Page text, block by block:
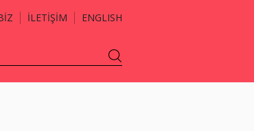
İLETİŞİM ENGLISH